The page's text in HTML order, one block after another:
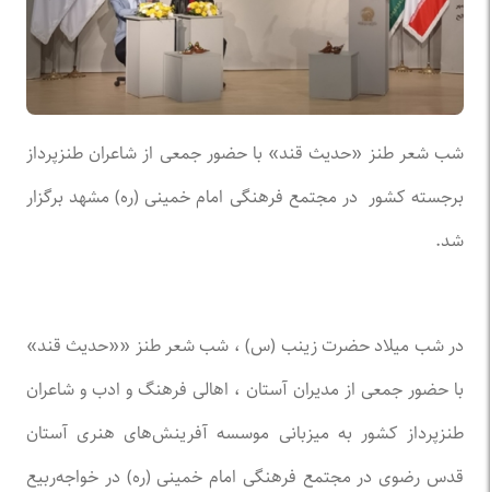
شب شعر طنز «حدیث قند» با حضور جمعی از شاعران طنزپرداز
برجسته کشور در مجتمع فرهنگی امام خمینی (ره) مشهد برگزار
شد.
در شب میلاد حضرت زینب (س) ، شب شعر طنز ««حدیث قند»
با حضور جمعی از مدیران آستان ، اهالی فرهنگ و ادب و شاعران
طنزپرداز کشور به میزبانی موسسه آفرینش‌های هنری آستان
قدس رضوی در مجتمع فرهنگی امام خمینی (ره) در خواجه‌ربیع